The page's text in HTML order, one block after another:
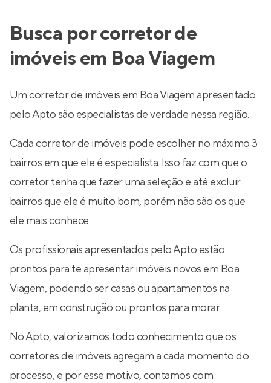
Busca por corretor de
imóveis em Boa Viagem
Um corretor de imóveis em Boa Viagem apresentado
pelo Apto são especialistas de verdade nessa região.
Cada corretor de imóveis pode escolher no máximo 3
bairros em que ele é especialista. Isso faz com que o
corretor tenha que fazer uma seleção e até excluir
bairros que ele é muito bom, porém não são os que
ele mais conhece.
Os profissionais apresentados pelo Apto estão
prontos para te apresentar imóveis novos em Boa
Viagem, podendo ser casas ou apartamentos na
planta, em construção ou prontos para morar.
No Apto, valorizamos todo conhecimento que os
corretores de imóveis agregam a cada momento do
processo, e por esse motivo, contamos com